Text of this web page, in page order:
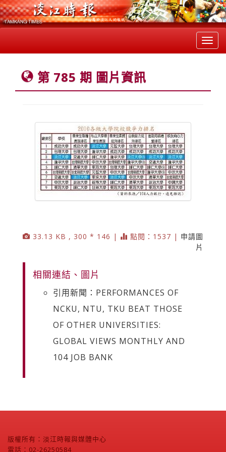
第 785 期 圖片資訊
33.13 KB , 300 * 146 | 點閱：1537 | 申請圖
片
相關連結、圖片
引用新聞：PERFORMANCES OF
NCKU, NTU, TKU BEAT THOSE
OF OTHER UNIVERSITIES:
GLOBAL VIEWS MONTHLY AND
104 JOB BANK
版權所有：淡江時報與媒體中心
電話：02-26250584